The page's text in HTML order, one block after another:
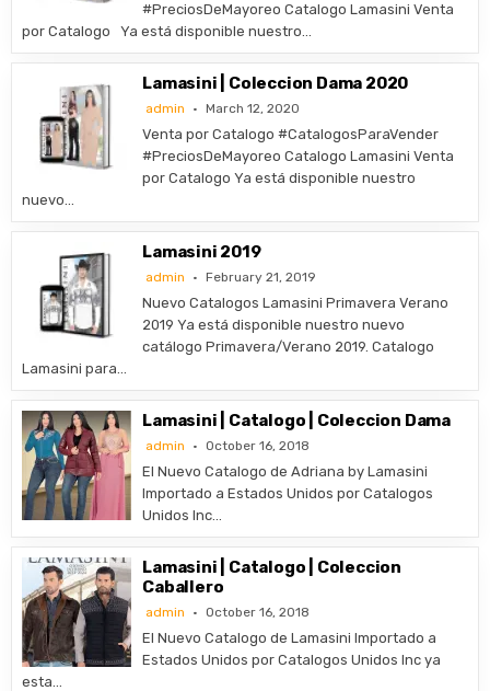
#PreciosDeMayoreo Catalogo Lamasini Venta
por Catalogo Ya está disponible nuestro…
Lamasini | Coleccion Dama 2020
admin March 12, 2020
Venta por Catalogo #CatalogosParaVender
#PreciosDeMayoreo Catalogo Lamasini Venta
por Catalogo Ya está disponible nuestro
nuevo…
Lamasini 2019
admin February 21, 2019
Nuevo Catalogos Lamasini Primavera Verano
2019 Ya está disponible nuestro nuevo
catálogo Primavera/Verano 2019. Catalogo
Lamasini para…
Lamasini | Catalogo | Coleccion Dama
admin October 16, 2018
El Nuevo Catalogo de Adriana by Lamasini
Importado a Estados Unidos por Catalogos
Unidos Inc…
Lamasini | Catalogo | Coleccion
Caballero
admin October 16, 2018
El Nuevo Catalogo de Lamasini Importado a
Estados Unidos por Catalogos Unidos Inc ya
esta…